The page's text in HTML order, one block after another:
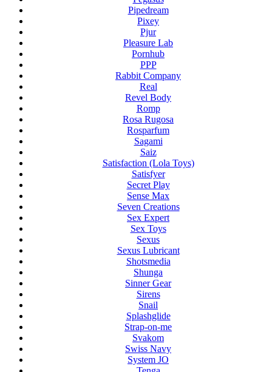
Pipedream
Pixey
Pjur
Pleasure Lab
Pornhub
PPP
Rabbit Company
Real
Revel Body
Romp
Rosa Rugosa
Rosparfum
Sagami
Saiz
Satisfaction (Lola Toys)
Satisfyer
Secret Play
Sense Max
Seven Creations
Sex Expert
Sex Toys
Sexus
Sexus Lubricant
Shotsmedia
Shunga
Sinner Gear
Sirens
Snail
Splashglide
Strap-on-me
Svakom
Swiss Navy
System JO